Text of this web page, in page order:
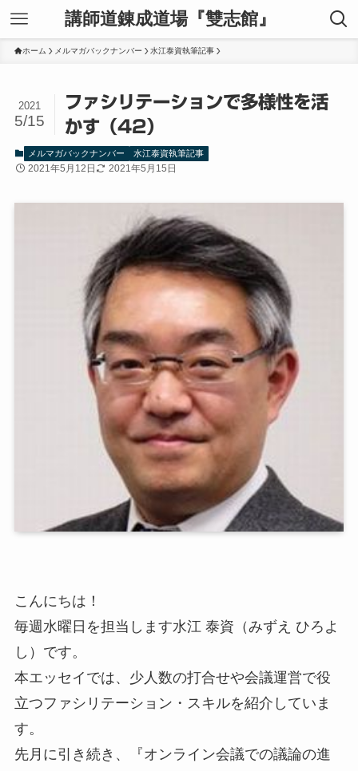
講師道錬成道場『雙志館』
ホーム メルマガバックナンバー 水江泰資執筆記事
ファシリテーションで多様性を活
かす（42）
2021
5/15
メルマガバックナンバー 水江泰資執筆記事
2021年5月12日 2021年5月15日
こんにちは！
毎週水曜日を担当します水江 泰資（みずえ ひろよ
し）です。
本エッセイでは、少人数の打合せや会議運営で役
立つファシリテーション・スキルを紹介していま
す。
先月に引き続き、『オンライン会議での議論の進